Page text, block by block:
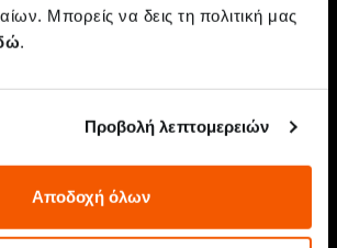
Μπορείς να δεις τη πολιτική μας
.
Προβολή λεπτομερειών
Αποδοχή όλων
μπορεί να
.